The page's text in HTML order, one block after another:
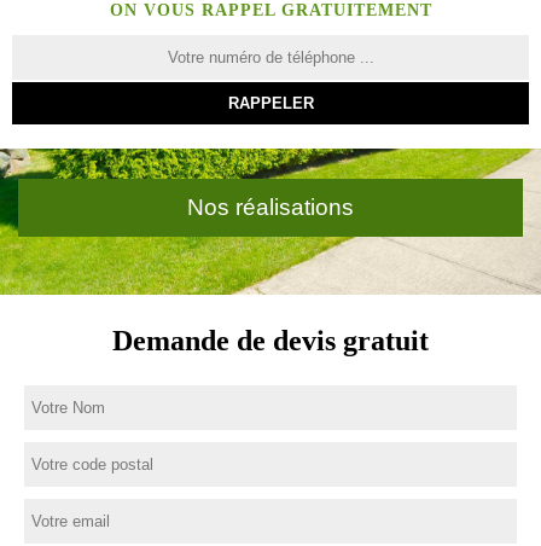
ON VOUS RAPPEL GRATUITEMENT
Nos réalisations
Demande de devis gratuit